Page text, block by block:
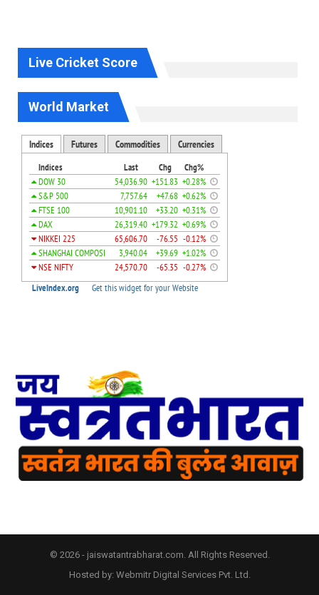
Live Cricket Score
World Market
© 2026 - jaiswatantrabharat.com. All Rights Reserved.
Hosted by: Webmitr Digital Services Pvt. Ltd.